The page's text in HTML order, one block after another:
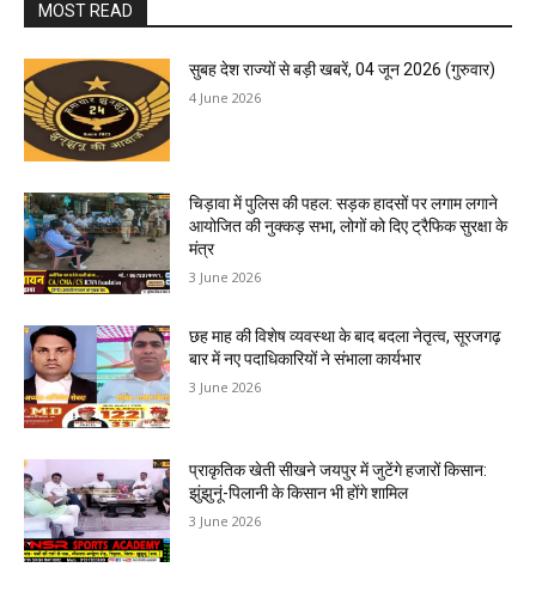
MOST READ
सुबह देश राज्यों से बड़ी खबरें, 04 जून 2026 (गुरुवार)
4 June 2026
चिड़ावा में पुलिस की पहल: सड़क हादसों पर लगाम लगाने
आयोजित की नुक्कड़ सभा, लोगों को दिए ट्रैफिक सुरक्षा के
मंत्र
3 June 2026
छह माह की विशेष व्यवस्था के बाद बदला नेतृत्व, सूरजगढ़
बार में नए पदाधिकारियों ने संभाला कार्यभार
3 June 2026
प्राकृतिक खेती सीखने जयपुर में जुटेंगे हजारों किसान:
झुंझुनूं-पिलानी के किसान भी होंगे शामिल
3 June 2026